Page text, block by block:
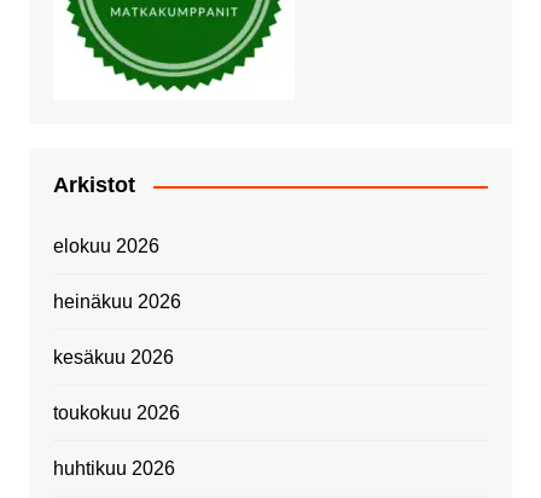
Arkistot
elokuu 2026
heinäkuu 2026
kesäkuu 2026
toukokuu 2026
huhtikuu 2026